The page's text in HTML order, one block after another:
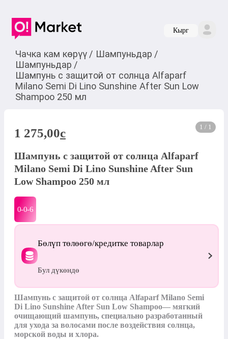
Кырг
Чачка кам көрүү / Шампуньдар /
Шампуньдар /
Шампунь с защитой от солнца Alfaparf
Milano Semi Di Lino Sunshine After Sun Low
Shampoo 250 мл
1 / 1
1 275,00c
Шампунь с защитой от солнца Alfaparf
Milano Semi Di Lino Sunshine After Sun
Low Shampoo 250 мл
0-0-6
Бөлүп төлөөгө/кредитке товарлар
Бул дүкөндө
Шампунь с защитой от солнца Alfaparf Milano Semi
Di Lino Sunshine After Sun Low Shampoo— мягкий
очищающий шампунь, специально разработанный
для ухода за волосами после воздействия солнца,
морской воды и хлора.